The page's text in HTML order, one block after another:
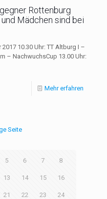
Rottenburg
Mädchen sind bei
10.30 Uhr: TT Altburg I –
– NachwuchsCup 13.00 Uhr:
Mehr erfahren
Seite
5 6 7 8
13 14 15 16
21 22 23 24